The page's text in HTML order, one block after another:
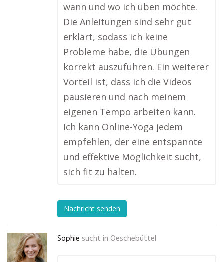
wann und wo ich üben möchte.
Die Anleitungen sind sehr gut
erklärt, sodass ich keine
Probleme habe, die Übungen
korrekt auszuführen. Ein weiterer
Vorteil ist, dass ich die Videos
pausieren und nach meinem
eigenen Tempo arbeiten kann.
Ich kann Online-Yoga jedem
empfehlen, der eine entspannte
und effektive Möglichkeit sucht,
sich fit zu halten.
Nachricht senden
Sophie sucht in Oeschebüttel